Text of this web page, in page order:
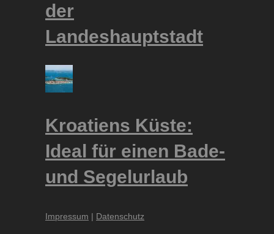
der
Landeshauptstadt
Kroatiens Küste:
Ideal für einen Bade-
und Segelurlaub
Impressum | Datenschutz